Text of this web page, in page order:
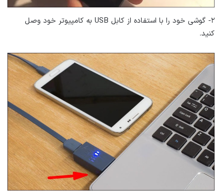
۲- گوشی خود را با استفاده از کابل USB به کامپیوتر خود وصل
کنید.